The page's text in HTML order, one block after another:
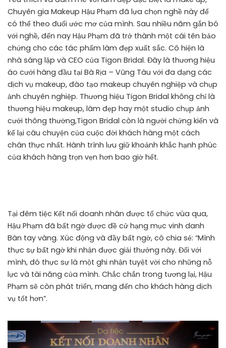
Chuyên gia Makeup Hậu Phạm đã lựa chọn nghề này để
có thể theo đuổi ước mơ của mình. Sau nhiều năm gắn bó
với nghề, đến nay Hậu Phạm đã trở thành một cái tên bảo
chứng cho các tác phẩm làm đẹp xuất sắc. Cô hiện là
nhà sáng lập và CEO của Tigon Bridal. Đây là thương hiệu
áo cưới hàng đầu tại Bà Rịa – Vũng Tàu với đa dạng các
dịch vụ makeup, đào tạo makeup chuyên nghiệp và chụp
ảnh chuyên nghiệp. Thương hiệu Tigon Bridal không chỉ là
thương hiệu makeup, làm đẹp hay một studio chụp ảnh
cưới thông thường,Tigon Bridal còn là người chứng kiến và
kể lại câu chuyện của cuộc đời khách hàng một cách
chân thực nhất. Hành trình lưu giữ khoảnh khắc hạnh phúc
của khách hàng trọn vẹn hơn bao giờ hết.
Tại đêm tiệc Kết nối doanh nhân được tổ chức vùa qua,
Hậu Phạm đã bất ngờ được đề cử hạng mục vinh danh
Bàn tay vàng. Xúc động và đầy bất ngờ, cô chia sẻ: “Mình
thực sự bất ngờ khi nhận được giải thưởng này. Đối với
mình, đó thực sự là một ghi nhận tuyệt vời cho những nỗ
lực và tài năng của mình. Chắc chắn trong tương lại, Hậu
Phạm sẽ còn phát triển, mang đến cho khách hàng dịch
vụ tốt hơn”.